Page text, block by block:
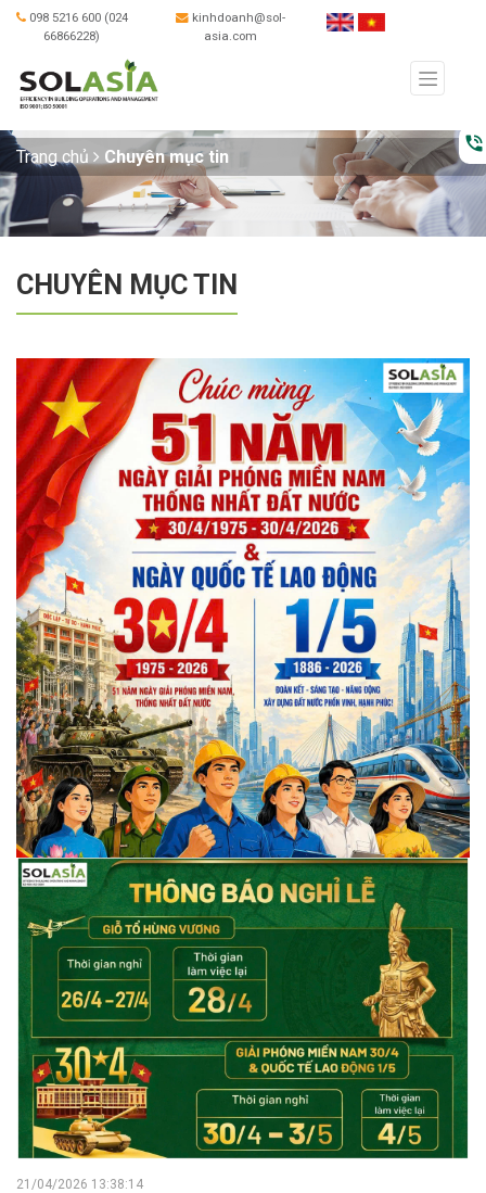
098 5216 600 (024
66866228)
kinhdoanh@sol-
asia.com
phone_in_talk
Trang chủ Chuyên mục tin
CHUYÊN MỤC TIN
29/04/2026 15:56:50
CHÀO MỪNG NGÀY GIẢI PHÓNG MIỀN NAM 30/4 VÀ 1/5
21/04/2026 13:38:14